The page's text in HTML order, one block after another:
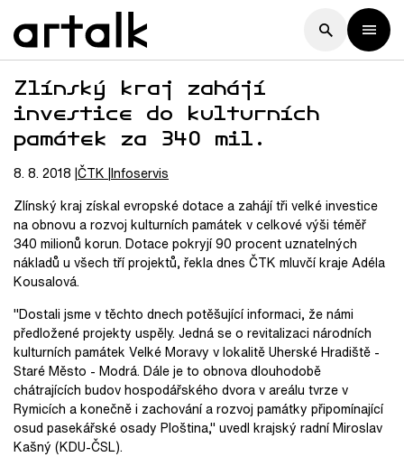
Zlínský kraj zahájí
investice do kulturních
památek za 340 mil.
8. 8. 2018 ČTK Infoservis
Zlínský kraj získal evropské dotace a zahájí tři velké investice
na obnovu a rozvoj kulturních památek v celkové výši téměř
340 milionů korun. Dotace pokryjí 90 procent uznatelných
nákladů u všech tří projektů, řekla dnes ČTK mluvčí kraje Adéla
Kousalová.
"Dostali jsme v těchto dnech potěšující informaci, že námi
předložené projekty uspěly. Jedná se o revitalizaci národních
kulturních památek Velké Moravy v lokalitě Uherské Hradiště -
Staré Město - Modrá. Dále je to obnova dlouhodobě
chátrajících budov hospodářského dvora v areálu tvrze v
Rymicích a konečně i zachování a rozvoj památky připomínající
osud pasekářské osady Ploština," uvedl krajský radní Miroslav
Kašný (KDU-ČSL).